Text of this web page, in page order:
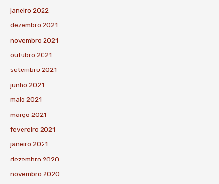
janeiro 2022
dezembro 2021
novembro 2021
outubro 2021
setembro 2021
junho 2021
maio 2021
março 2021
fevereiro 2021
janeiro 2021
dezembro 2020
novembro 2020